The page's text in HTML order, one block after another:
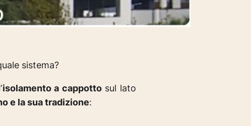
sistema?
isolamento a cappottosul lato
e la sua tradizione: